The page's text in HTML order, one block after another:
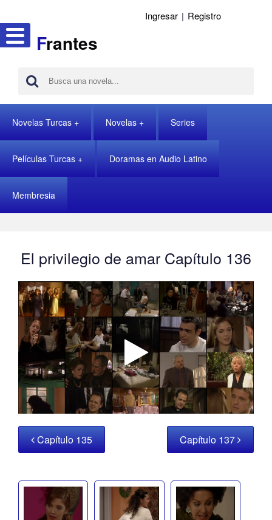
Frantes
Ingresar | Registro
Novelas Turcas Novelas Series
Películas Turcas Doramas en Audio Latino
Membresia
El privilegio de amar Capítulo 136
Capítulo 135 Capítulo 137